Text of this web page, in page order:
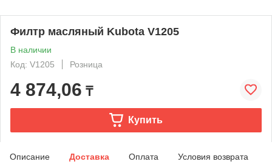
Филтр масляный Kubota V1205
В наличии
Код: V1205
Розница
4 874,06 ₸
Купить
Описание Доставка Оплата Условия возврата